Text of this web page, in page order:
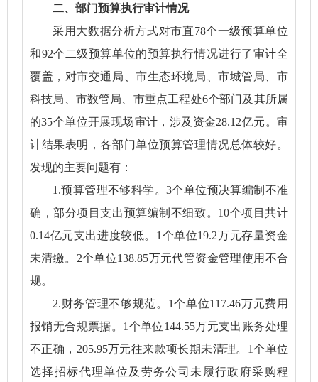
二、部门预算执行审计情况
采用大数据分析方式对市直78个一级预算单位
和92个二级预算单位的预算执行情况进行了审计全
覆盖，对市交通局、市生态环境局、市城管局、市
科技局、市数管局、市重点工程处6个部门及其所属
的35个单位开展现场审计，涉及资金28.12亿元。审
计结果表明，各部门单位预算管理情况总体较好。
发现的主要问题有：
1.预算管理不够科学。3个单位预决算编制不准
确，部分项目支出预算编制不细致。10个项目共计
0.14亿元支出进度较低。1个单位19.2万元存量资金
未清缴。2个单位138.85万元代管资金管理使用不合
规。
2.财务管理不够规范。1个单位117.46万元费用
报销无合规票据。1个单位144.55万元支出账务处理
不正确，205.95万元往来款项长期未清理。1个单位
选择招标代理单位及劳务公司未履行政府采购程